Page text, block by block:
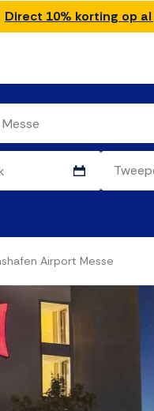
Direct 10% korting op
Airport Messe